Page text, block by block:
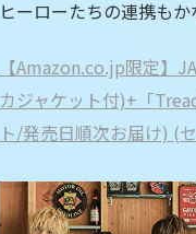
ヒーローたちの連携も
【Amazon.co.jp限定】
カジャケット付)+「
ト/発売日順次お届け) (